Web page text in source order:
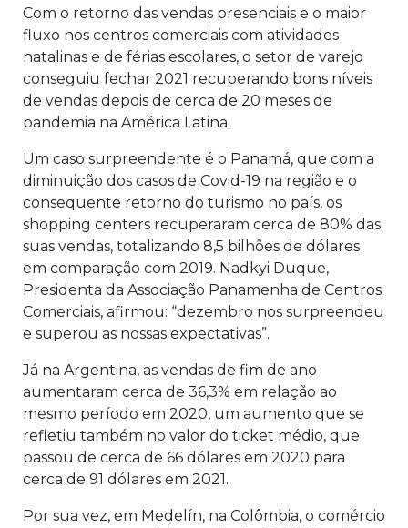
Com o retorno das vendas presenciais e o maior
fluxo nos centros comerciais com atividades
natalinas e de férias escolares, o setor de varejo
conseguiu fechar 2021 recuperando bons níveis
de vendas depois de cerca de 20 meses de
pandemia na América Latina.
Um caso surpreendente é o Panamá, que com a
diminuição dos casos de Covid-19 na região e o
consequente retorno do turismo no país, os
shopping centers recuperaram cerca de 80% das
suas vendas, totalizando 8,5 bilhões de dólares
em comparação com 2019. Nadkyi Duque,
Presidenta da Associação Panamenha de Centros
Comerciais, afirmou: “dezembro nos surpreendeu
e superou as nossas expectativas”.
Já na Argentina, as vendas de fim de ano
aumentaram cerca de 36,3% em relação ao
mesmo período em 2020, um aumento que se
refletiu também no valor do ticket médio, que
passou de cerca de 66 dólares em 2020 para
cerca de 91 dólares em 2021.
Por sua vez, em Medelín, na Colômbia, o comércio